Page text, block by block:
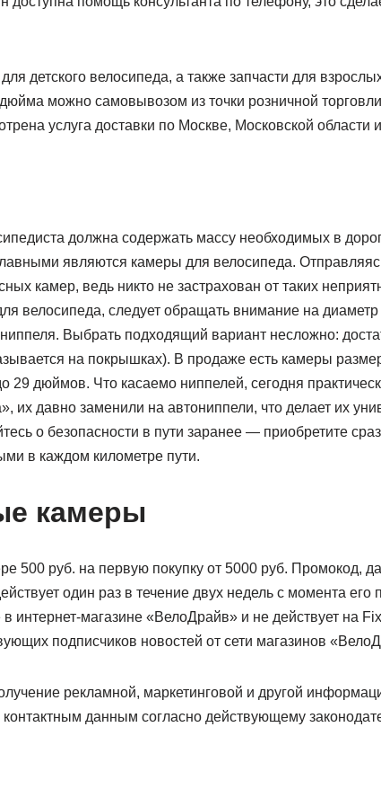
детского велосипеда, а также запчасти для
можно самовывозом из точки розничной
услуга доставки по Москве, Московской области
должна содержать массу необходимых в
являются камеры для велосипеда.
камер, ведь никто не застрахован от таких
велосипеда, следует обращать внимание на
Выбрать подходящий вариант несложно:
на покрышках). В продаже есть камеры
29 дюймов. Что касаемо ниппелей, сегодня
их давно заменили на автониппели, что делает их
о безопасности в пути заранее — приобретите
в каждом километре пути.
камеры
500 руб. на первую покупку от 5000 руб. Промокод,
один раз в течение двух недель с момента его
в интернет-магазине «ВелоДрайв» и не действует на
подписчиков новостей от сети магазинов
рекламной, маркетинговой и другой
данным согласно действующему